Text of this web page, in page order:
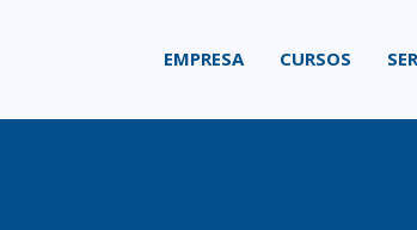
EMPRESA CURSOS